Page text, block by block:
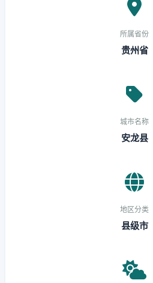
所属省份
贵州省
城市名称
安龙县
地区分类
县级市